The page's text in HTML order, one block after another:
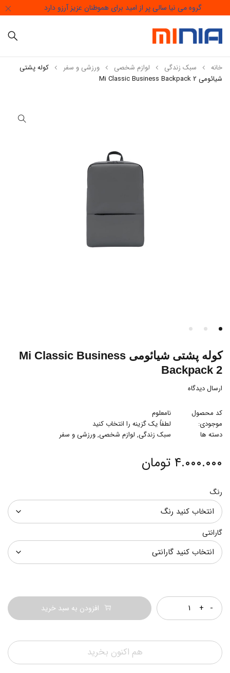
گروه می نیا سالی پر از امید برای هموطنان عزیز آرزو دارد
خانه سبک زندگی لوازم شخصی ورزشی و سفر
کوله پشتی
شیائومی Mi Classic Business Backpack 2
کوله پشتی شیائومی Mi Classic Business
Backpack 2
ارسال دیدگاه
کد محصول
نامعلوم
موجودی:
لطفاً یک گزینه را انتخاب کنید
دسته ها
سبک زندگی, لوازم شخصی,ورزشی و سفر
۴.۰۰۰.۰۰۰ تومان
رنگ
گارانتی
افزودن به سبد خرید
هم اکنون بخرید